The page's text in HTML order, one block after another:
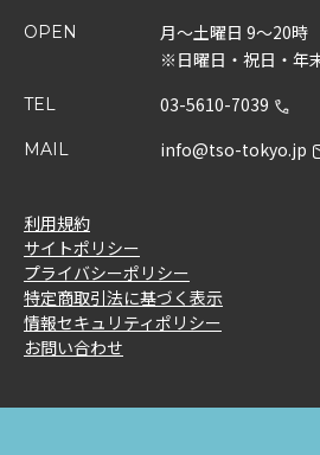
OPEN
月～土曜日 9～20時
※日曜日・祝日・年
TEL 03-5610-7039
MAIL info@tso-tokyo.jp
利用規約
サイトポリシー
プライバシーポリシー
特定商取引法に基づく表示
情報セキュリティポリシー
お問い合わせ